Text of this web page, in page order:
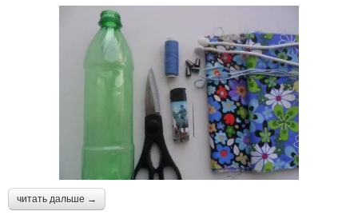
читать дальше →